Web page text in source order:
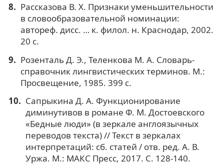
Рассказова В. Х. Признаки уменьшительности
в словообразовательной номинации:
автореф. дисс. … к. филол. н. Краснодар, 2002.
20 с.
Розенталь Д. Э., Теленкова М. А. Словарь-
справочник лингвистических терминов. М.:
Просвещение, 1985. 399 с.
Сапрыкина Д. А. Функционирование
диминутивов в романе Ф. М. Достоевского
«Бедные люди» (в зеркале англоязычных
переводов текста) // Текст в зеркалах
интерпретаций: сб. статей / отв. ред. А. В.
Уржа. М.: МАКС Пресс, 2017. С. 128-140.